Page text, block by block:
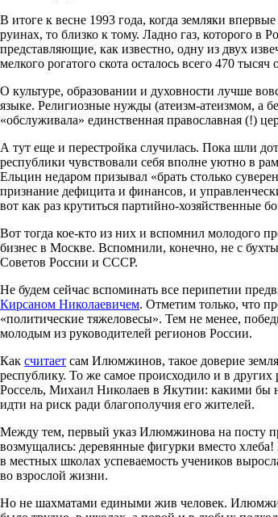
В итоге к весне 1993 года, когда земляки
руинах, то близко к тому. Ладно газ, которого в
представляющие, как известно, одну из двух
мелкого рогатого скота осталось всего 470
О культуре, образовании и духовности лучше
языке. Религиозные нужды (атеизм-атеизмом, а
«обслуживала» единственная православная (!)
А тут еще и перестройка случилась. Пока шли
республики чувствовали себя вполне уютно в
Ельцин недаром призывал «брать столько
признание дефицита и финансов, и
вот как раз крутиться партийно-
Вот тогда кое-кто из них и вспомнил молодого
бизнес в Москве. Вспомнили, конечно, не с
Советов России и СССР.
Не будем сейчас вспоминать все перипетии
Кирсаном Николаевичем. Отметим только, что
«политические тяжеловесы». Тем не менее,
молодым из руководителей регионов России.
Как считает сам Илюмжинов, такое доверие
республику. То же самое происходило и в
Россель, Михаил Николаев в Якутии: какими бы
идти на риск ради благополучия его жителей.
Между тем, первый указ Илюмжинова на посту
возмущались: деревянные фигурки вместо
в местных школах успеваемость учеников
во взрослой жизни.
Но не шахматами едиными жив человек.